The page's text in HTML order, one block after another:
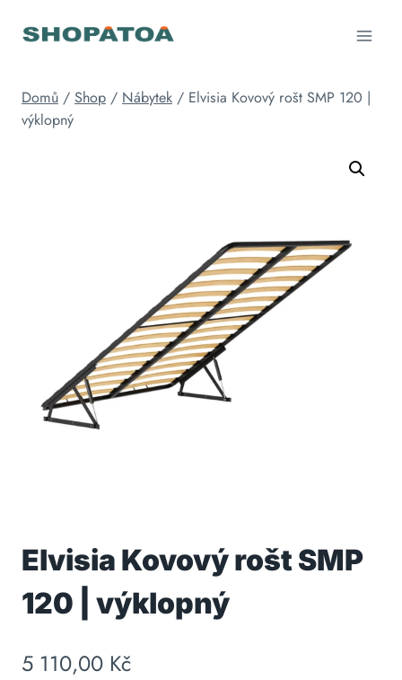
Domů / Shop / Nábytek / Elvisia Kovový rošt SMP 120 |
výklopný
Elvisia Kovový rošt SMP
120 | výklopný
5 110,00 Kč